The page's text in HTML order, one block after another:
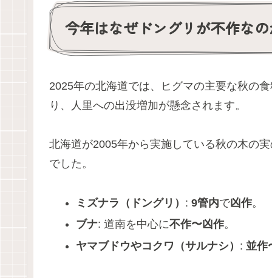
今年はなぜドングリが不作な
2025年の北海道では、ヒグマの主要な秋の
り、人里への出没増加が懸念されます。
北海道が2005年から実施している秋の木の
でした。
ミズナラ（ドングリ） : 9管内で凶作。
ブナ: 道南を中心に不作〜凶作。
ヤマブドウやコクワ（サルナシ） : 並作